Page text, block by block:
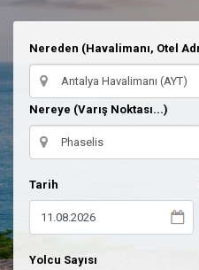
Nereden (Havalimanı, Otel
Nereye (Varış Noktası...)
Tarih
Yolcu Sayısı